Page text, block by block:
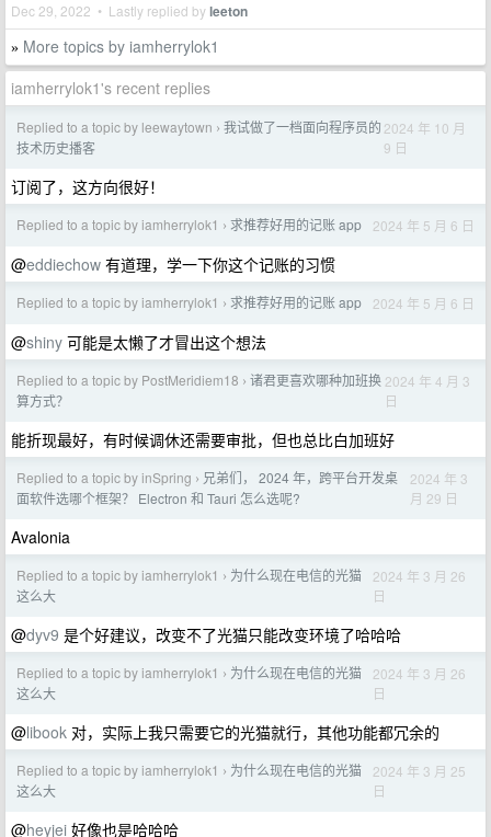
Dec 29, 2022 • Lastly replied byleeton
» More topics by iamherrylok1
iamherrylok1's recent replies
Replied to a topic by leewaytown › 我试做了一档面向程序员的
技术历史播客
2024 年 10 月
9 日
订阅了，这方向很好！
Replied to a topic by iamherrylok1 › 求推荐好用的记账 app 2024 年 5 月 6 日
@eddiechow 有道理，学一下你这个记账的习惯
Replied to a topic by iamherrylok1 › 求推荐好用的记账 app 2024 年 5 月 6 日
@shiny 可能是太懒了才冒出这个想法
Replied to a topic by PostMeridiem18 › 诸君更喜欢哪种加班换
算方式？
2024 年 4 月 3
日
能折现最好，有时候调休还需要审批，但也总比白加班好
Replied to a topic by inSpring › 兄弟们， 2024 年，跨平台开发桌
面软件选哪个框架？ Electron 和 Tauri 怎么选呢?
2024 年 3
月 29 日
Avalonia
Replied to a topic by iamherrylok1 › 为什么现在电信的光猫
这么大
2024 年 3 月 26
日
@dyv9 是个好建议，改变不了光猫只能改变环境了哈哈哈
Replied to a topic by iamherrylok1 › 为什么现在电信的光猫
这么大
2024 年 3 月 26
日
@libook 对，实际上我只需要它的光猫就行，其他功能都冗余的
Replied to a topic by iamherrylok1 › 为什么现在电信的光猫
这么大
2024 年 3 月 25
日
@heyjei 好像也是哈哈哈